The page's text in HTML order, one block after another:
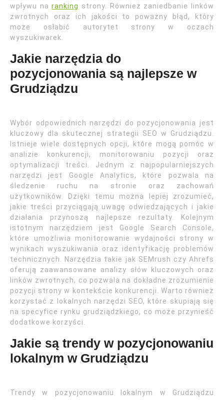
wpływu naranking strony. Również zaniedbanie linków
zwrotnych oraz ich jakości to poważny błąd, który
może osłabić autorytet strony w oczach
wyszukiwarek.
Jakie narzędzia do
pozycjonowania są najlepsze w
Grudziądzu
Wybór odpowiednich narzędzi do pozycjonowania jest
kluczowy dla skutecznej strategii SEO w Grudziądzu.
Istnieje wiele dostępnych opcji, które mogą pomóc w
analizie konkurencji, monitorowaniu pozycji oraz
optymalizacji treści. Jednym z najpopularniejszych
narzędzi jest Google Analytics, które pozwala na
śledzenie ruchu na stronie oraz zachowań
użytkowników. Dzięki temu można lepiej zrozumieć,
jakie treści przyciągają uwagę odwiedzających i jakie
działania przynoszą najlepsze rezultaty. Kolejnym
istotnym narzędziem jest Google Search Console,
które umożliwia monitorowanie wydajności strony w
wynikach wyszukiwania oraz identyfikację problemów
technicznych. Narzędzia takie jak SEMrush czy Ahrefs
oferują zaawansowane analizy słów kluczowych oraz
linków zwrotnych, co pozwala na dokładne zrozumienie
pozycji strony w kontekście konkurencji. Warto również
korzystać z lokalnych narzędzi SEO, które skupiają się
na specyfice rynku grudziądzkiego, co może przynieść
dodatkowe korzyści.
Jakie są trendy w pozycjonowaniu
lokalnym w Grudziądzu
Trendy w pozycjonowaniu lokalnym w Grudziądzu